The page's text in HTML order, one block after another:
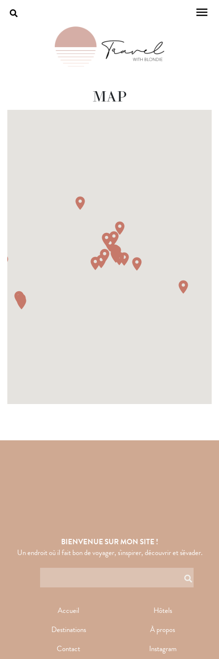
>
DESTINATIONS
>
MAP
BIENVENUE SUR MON SITE !
Un endroit où il fait bon de voyager, s'inspirer, découvrir et s'évader.
Accueil
Hôtels
Destinations
À propos
Contact
Instagram